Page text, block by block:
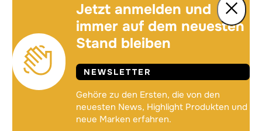
Jetzt anmelden und
immer auf dem neuesten
Stand bleiben
NEWSLETTER
Gehöre zu den Ersten, die von den
neuesten News, Highlight Produkten und
neue Marken erfahren.